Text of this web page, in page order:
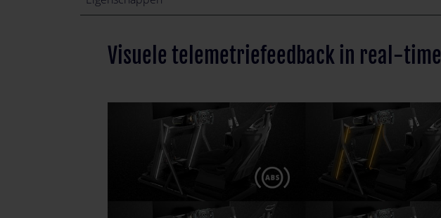
Visuele telemetriefeedback in real-time